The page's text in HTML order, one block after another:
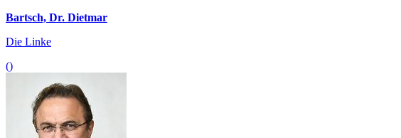
Bartsch, Dr. Dietmar
Die Linke
()